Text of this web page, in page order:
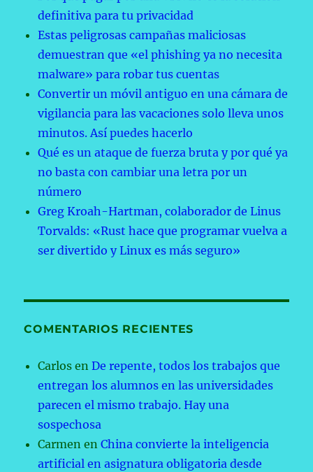
definitiva para tu privacidad
Estas peligrosas campañas maliciosas
demuestran que «el phishing ya no necesita
malware» para robar tus cuentas
Convertir un móvil antiguo en una cámara de
vigilancia para las vacaciones solo lleva unos
minutos. Así puedes hacerlo
Qué es un ataque de fuerza bruta y por qué ya
no basta con cambiar una letra por un
número
Greg Kroah-Hartman, colaborador de Linus
Torvalds: «Rust hace que programar vuelva a
ser divertido y Linux es más seguro»
COMENTARIOS RECIENTES
Carlos enDe repente, todos los trabajos que
entregan los alumnos en las universidades
parecen el mismo trabajo. Hay una
sospechosa
Carmen enChina convierte la inteligencia
artificial en asignatura obligatoria desde